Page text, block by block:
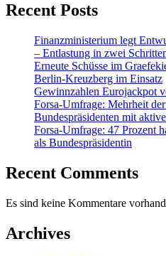
Recent Posts
Finanzministerium legt
– Entlastung in zwei
Erneute Schüsse im
Berlin-Kreuzberg im Einsatz
Gewinnzahlen Eurojackpot
Forsa-Umfrage: Mehrheit
Bundespräsidenten mit
Forsa-Umfrage: 47 Prozent
als Bundespräsidentin
Recent Comments
Es sind keine Kommentare
Archives